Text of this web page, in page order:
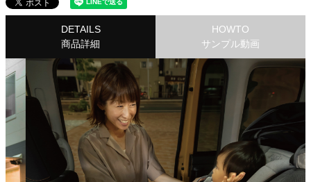
DETAILS
商品詳細
HOWTO
サンプル動画